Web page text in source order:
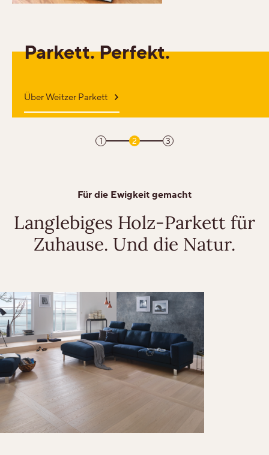
Flüster-Parkett
Schnell-Parkett
Mehr über Farben erfahren
Lebhaft
Wild
Lösungen
Movie-Time
Erleben Sie unsere einzigartige Geschichte
1 2 3
Für die Ewigkeit gemacht
Langlebiges Holz-Parkett für
Zuhause. Und die Natur.